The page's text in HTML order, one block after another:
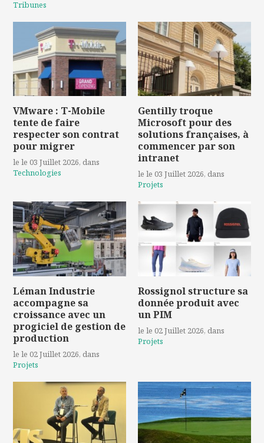
Tribunes
VMware : T-Mobile
tente de faire
respecter son contrat
pour migrer
le le 03 Juillet 2026, dans
Technologies
Gentilly troque
Microsoft pour des
solutions françaises, à
commencer par son
intranet
le le 03 Juillet 2026, dans
Projets
Léman Industrie
accompagne sa
croissance avec un
progiciel de gestion de
production
le le 02 Juillet 2026, dans
Projets
Rossignol structure sa
donnée produit avec
un PIM
le le 02 Juillet 2026, dans
Projets